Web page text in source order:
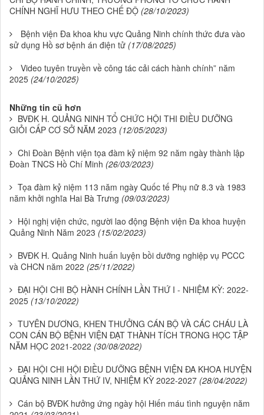
CHÍNH NGHĨ HƯU THEO CHẾ ĐỘ (28/10/2023)
Bệnh viện Đa khoa khu vực Quảng Ninh chính thức đưa vào
sử dụng Hồ sơ bệnh án điện tử (17/08/2025)
Video tuyên truyền về công tác cải cách hành chính” năm
2025 (24/10/2025)
Những tin cũ hơn
BVĐK H. QUẢNG NINH TỔ CHỨC HỘI THI ĐIỀU DƯỠNG
GIỎI CẤP CƠ SỞ NĂM 2023 (12/05/2023)
Chi Đoàn Bệnh viện tọa đàm kỷ niệm 92 năm ngày thành lập
Đoàn TNCS Hồ Chí Minh (26/03/2023)
Tọa đàm kỷ niệm 113 năm ngày Quốc tế Phụ nữ 8.3 và 1983
năm khởi nghĩa Hai Bà Trưng (09/03/2023)
Hội nghị viện chức, người lao động Bệnh viện Đa khoa huyện
Quảng Ninh Năm 2023 (15/02/2023)
BVĐK H. Quảng Ninh huấn luyện bồi dưỡng nghiệp vụ PCCC
và CHCN năm 2022 (25/11/2022)
ĐẠI HỘI CHI BỘ HÀNH CHÍNH LẦN THỨ I - NHIỆM KỲ: 2022-
2025 (13/10/2022)
TUYÊN DƯƠNG, KHEN THƯỞNG CÁN BỘ VÀ CÁC CHÁU LÀ
CON CÁN BỘ BỆNH VIỆN ĐẠT THÀNH TÍCH TRONG HỌC TẬP
NĂM HỌC 2021-2022 (30/08/2022)
ĐẠI HỘI CHI HỘI ĐIỀU DƯỠNG BỆNH VIỆN ĐA KHOA HUYỆN
QUẢNG NINH LẦN THỨ IV, NHIỆM KỲ 2022-2027 (28/04/2022)
Cán bộ BVĐK hưởng ứng ngày hội Hiến máu tình nguyện năm